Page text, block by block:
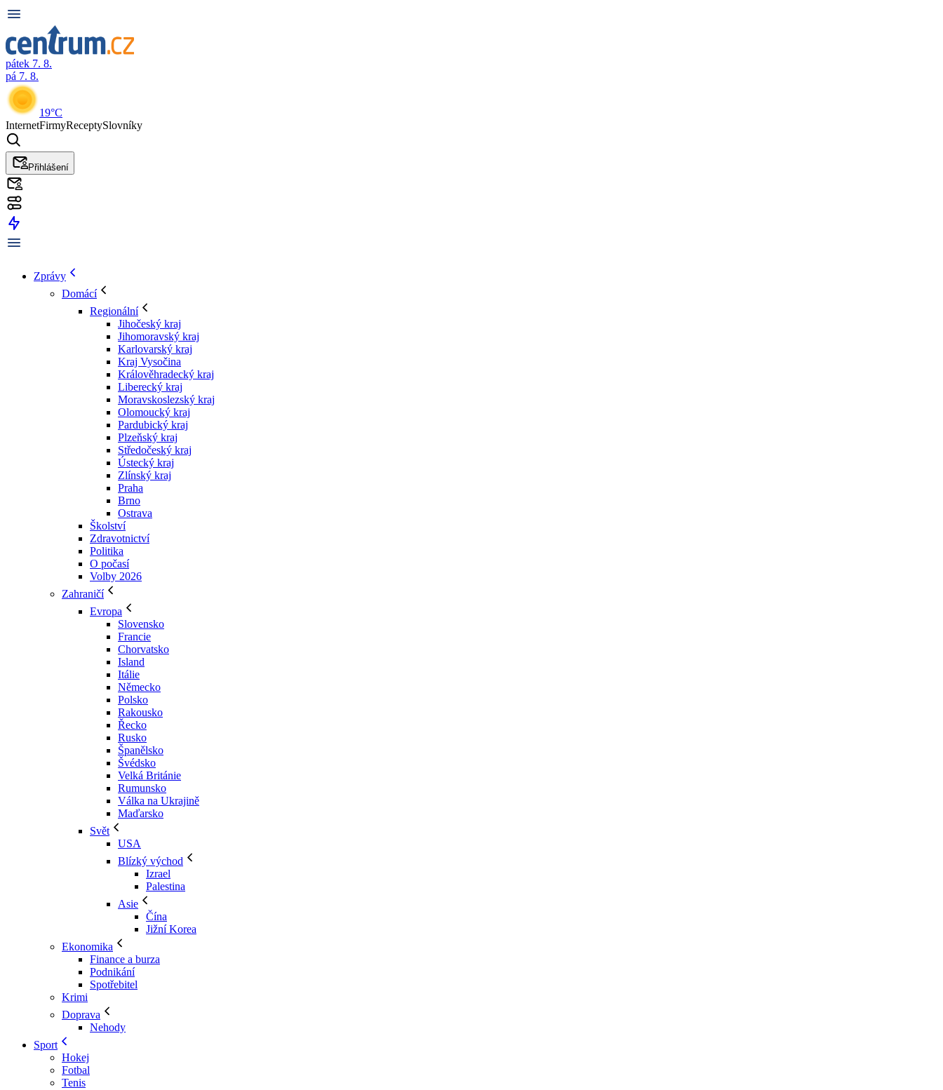
pátek 7. 8.
pá 7. 8.
19°C
InternetFirmyReceptySlovníky
Přihlášení
Zprávy
Domácí
Regionální
Jihočeský kraj
Jihomoravský kraj
Karlovarský kraj
Kraj Vysočina
Králověhradecký kraj
Liberecký kraj
Moravskoslezský kraj
Olomoucký kraj
Pardubický kraj
Plzeňský kraj
Středočeský kraj
Ústecký kraj
Zlínský kraj
Praha
Brno
Ostrava
Školství
Zdravotnictví
Politika
O počasí
Volby 2026
Zahraničí
Evropa
Slovensko
Francie
Chorvatsko
Island
Itálie
Německo
Polsko
Rakousko
Řecko
Rusko
Španělsko
Švédsko
Velká Británie
Rumunsko
Válka na Ukrajině
Maďarsko
Svět
USA
Blízký východ
Izrael
Palestina
Asie
Čína
Jižní Korea
Ekonomika
Finance a burza
Podnikání
Spotřebitel
Krimi
Doprava
Nehody
Sport
Hokej
Fotbal
Tenis